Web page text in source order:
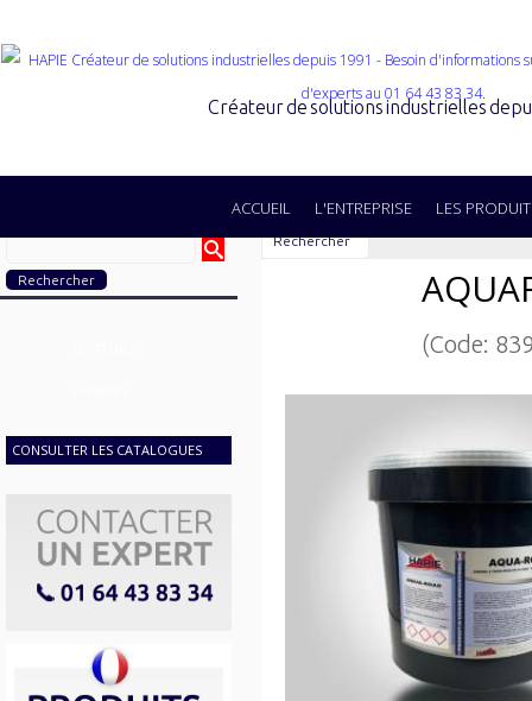
Créateur de solutions industrielles
ACCUEIL L'ENTREPRISE LES
CONSULTER LES CATALOGUES
Rechercher
(Code: